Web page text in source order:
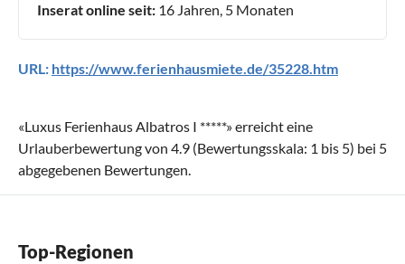
Inserat online seit: 16 Jahren, 5 Monaten
URL: https://www.ferienhausmiete.de/35228.htm
«Luxus Ferienhaus Albatros I *****» erreicht eine
Urlauberbewertung von 4.9 (Bewertungsskala: 1 bis 5) bei 5
abgegebenen Bewertungen.
Top-Regionen